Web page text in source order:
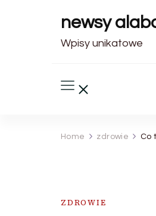
newsy
Wpisy unikatowe
Home zdrowie Co
ZDROWIE